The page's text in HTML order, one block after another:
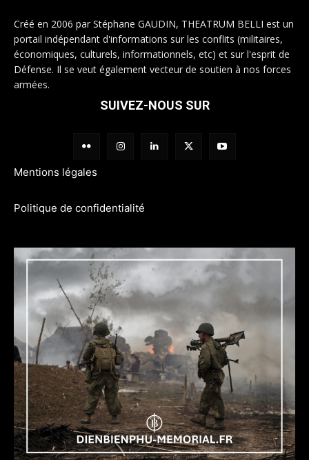
Créé en 2006 par Stéphane GAUDIN, THEATRUM BELLI est un
portail indépendant d'informations sur les conflits (militaires,
économiques, culturels, informationnels, etc) et sur l'esprit de
Défense. Il se veut également vecteur de soutien à nos forces
armées.
SUIVEZ-NOUS SUR
Mentions légales
Politique de confidentialité